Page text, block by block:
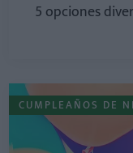
5 opciones
CUMPLEAÑOS DE